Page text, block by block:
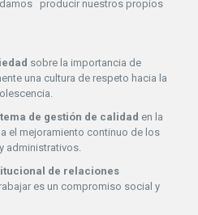
producir nuestros propios
sobre la importancia de
una cultura de respeto hacia la
de gestión de calidad en la
el mejoramiento continuo de los
administrativos.
de relaciones
es un compromiso social y